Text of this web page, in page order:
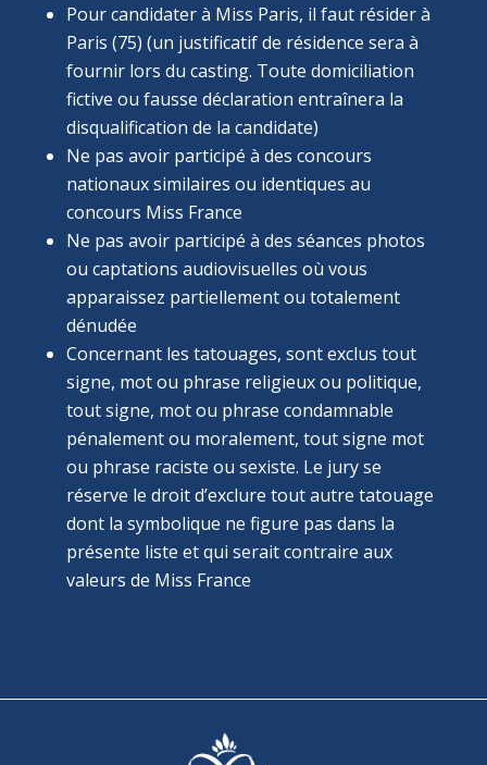
Pour candidater à Miss Paris, il faut résider à
Paris (75) (un justificatif de résidence sera à
fournir lors du casting. Toute domiciliation
fictive ou fausse déclaration entraînera la
disqualification de la candidate)
Ne pas avoir participé à des concours
nationaux similaires ou identiques au
concours Miss France
Ne pas avoir participé à des séances photos
ou captations audiovisuelles où vous
apparaissez partiellement ou totalement
dénudée
Concernant les tatouages, sont exclus tout
signe, mot ou phrase religieux ou politique,
tout signe, mot ou phrase condamnable
pénalement ou moralement, tout signe mot
ou phrase raciste ou sexiste. Le jury se
réserve le droit d’exclure tout autre tatouage
dont la symbolique ne figure pas dans la
présente liste et qui serait contraire aux
valeurs de Miss France